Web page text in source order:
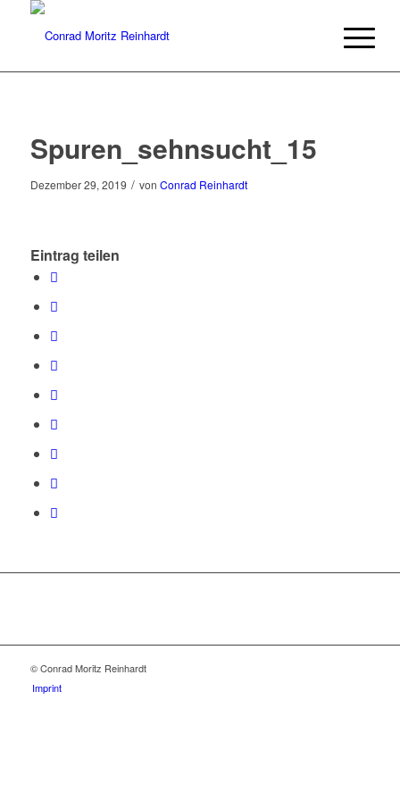
Spuren_sehnsucht_15
Dezember 29, 2019 / von Conrad Reinhardt
Eintrag teilen
© Conrad Moritz Reinhardt
Imprint